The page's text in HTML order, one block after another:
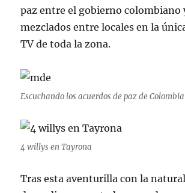
paz entre el gobierno colombiano
mezclados entre locales en la
TV de toda la zona.
Escuchando los acuerdos de paz de
4 willys en Tayrona
Tras esta aventurilla con la